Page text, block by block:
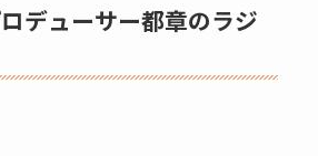
デューサー都章のラジ